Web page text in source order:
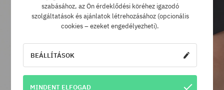
szabásához, az Ön érdeklődési köréhez igazodó
szolgáltatások és ajánlatok létrehozásához (opcionális
cookies – ezeket engedélyezheti).
BEÁLLÍTÁSOK
MINDENT ELFOGAD